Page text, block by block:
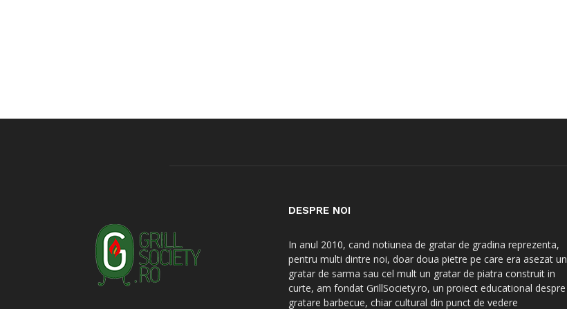
DESPRE NOI
In anul 2010, cand notiunea de gratar de gradina reprezenta,
pentru multi dintre noi, doar doua pietre pe care era asezat un
gratar de sarma sau cel mult un gratar de piatra construit in
curte, am fondat GrillSociety.ro, un proiect educational despre
gratare barbecue, chiar cultural din punct de vedere